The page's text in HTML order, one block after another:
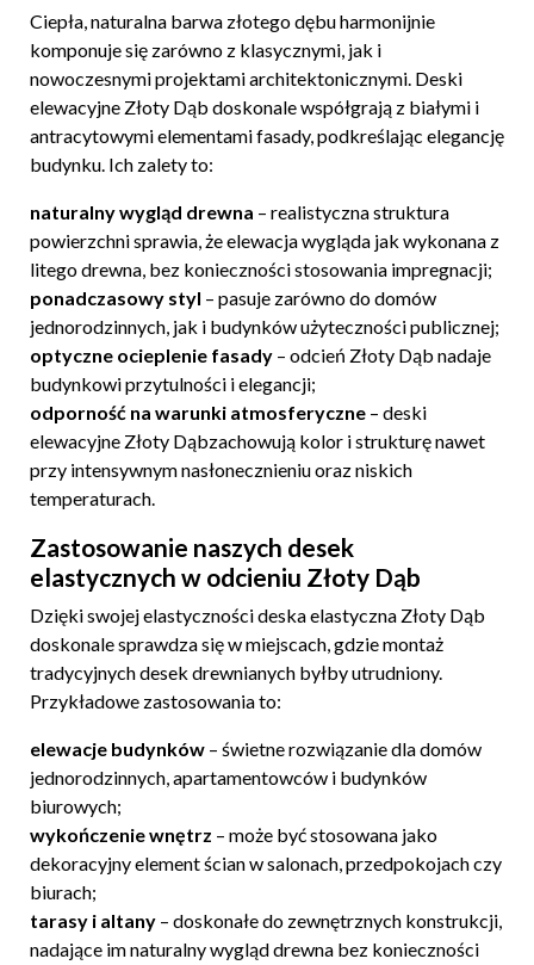
Ciepła, naturalna barwa złotego dębu harmonijnie
komponuje się zarówno z klasycznymi, jak i
nowoczesnymi projektami architektonicznymi. Deski
elewacyjne Złoty Dąb doskonale współgrają z białymi i
antracytowymi elementami fasady, podkreślając elegancję
budynku. Ich zalety to:
naturalny wygląd drewna – realistyczna struktura
powierzchni sprawia, że elewacja wygląda jak wykonana z
litego drewna, bez konieczności stosowania impregnacji;
ponadczasowy styl – pasuje zarówno do domów
jednorodzinnych, jak i budynków użyteczności publicznej;
optyczne ocieplenie fasady – odcień Złoty Dąb nadaje
budynkowi przytulności i elegancji;
odporność na warunki atmosferyczne – deski
elewacyjne Złoty Dąbzachowują kolor i strukturę nawet
przy intensywnym nasłonecznieniu oraz niskich
temperaturach.
Zastosowanie naszych desek
elastycznych w odcieniu Złoty Dąb
Dzięki swojej elastyczności deska elastyczna Złoty Dąb
doskonale sprawdza się w miejscach, gdzie montaż
tradycyjnych desek drewnianych byłby utrudniony.
Przykładowe zastosowania to:
elewacje budynków – świetne rozwiązanie dla domów
jednorodzinnych, apartamentowców i budynków
biurowych;
wykończenie wnętrz – może być stosowana jako
dekoracyjny element ścian w salonach, przedpokojach czy
biurach;
tarasy i altany – doskonałe do zewnętrznych konstrukcji,
nadające im naturalny wygląd drewna bez konieczności